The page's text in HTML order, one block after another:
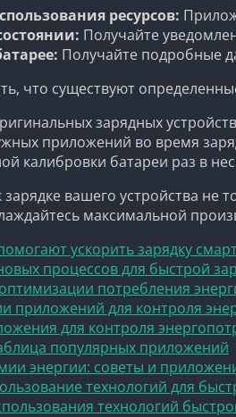
ресурсов:
Получайте
Получайте подробные
что существуют
зарядных
приложений во время
калибровки батареи раз в
вашего устройства не
максимальной
ускорить зарядку
процессов для быстрой
потребления
приложений для контроля
для контроля
популярных приложений
энергии: советы и
технологий для
технологий